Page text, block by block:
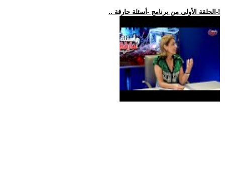
.. الحلقة الأولى من برنامج -أسئلة حارقة-!